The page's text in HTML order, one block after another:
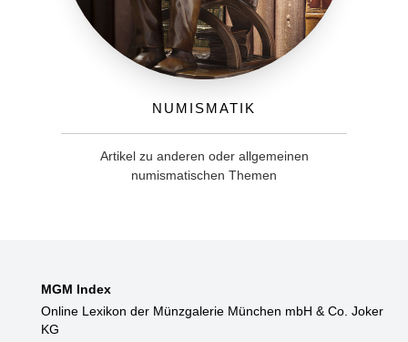
Numismatik
Artikel zu anderen oder allgemeinen
numismatischen Themen
MGM Index
Online Lexikon der Münzgalerie München mbH & Co. Joker
KG